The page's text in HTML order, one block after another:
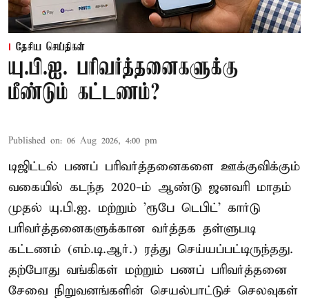
தேசிய செய்திகள்
யு.பி.ஐ. பரிவர்த்தனைகளுக்கு
மீண்டும் கட்டணம்?
Published on: 06 Aug 2026, 4:00 pm
டிஜிட்டல் பணப் பரிவர்த்தனைகளை ஊக்குவிக்கும்
வகையில் கடந்த 2020-ம் ஆண்டு ஜனவரி மாதம்
முதல் யு.பி.ஐ. மற்றும் 'ரூபே டெபிட்' கார்டு
பரிவர்த்தனைகளுக்கான வர்த்தக தள்ளுபடி
கட்டணம் (எம்.டி.ஆர்.) ரத்து செய்யப்பட்டிருந்தது.
தற்போது வங்கிகள் மற்றும் பணப் பரிவர்த்தனை
சேவை நிறுவனங்களின் செயல்பாட்டுச் செலவுகள்